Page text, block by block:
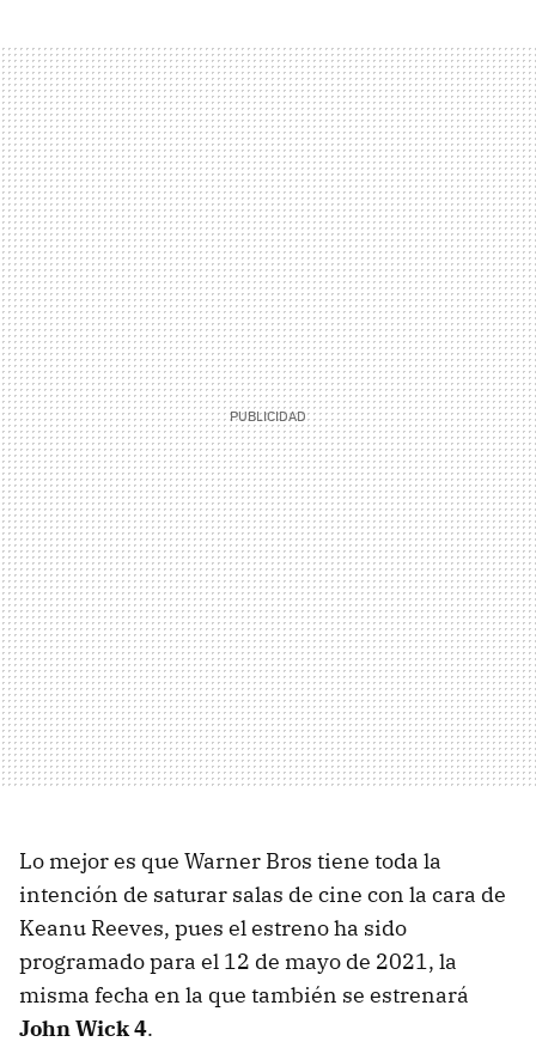
Lo mejor es que Warner Bros tiene toda la
intención de saturar salas de cine con la cara de
Keanu Reeves, pues el estreno ha sido
programado para el 12 de mayo de 2021, la
misma fecha en la que también se estrenará
John Wick 4.